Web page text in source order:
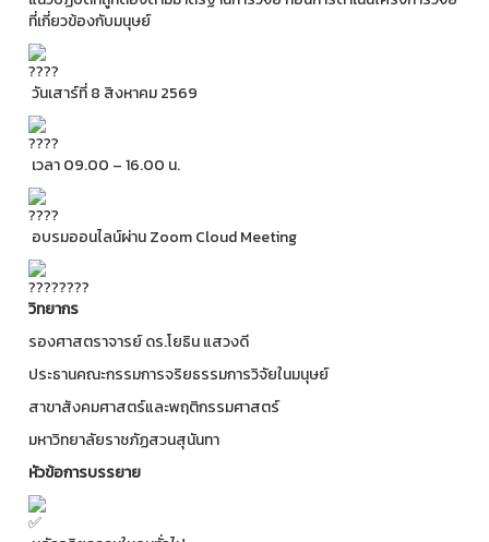
ที่เกี่ยวข้องกับมนุษย์
วันเสาร์ที่ 8 สิงหาคม 2569
เวลา 09.00 – 16.00 น.
อบรมออนไลน์ผ่าน Zoom Cloud Meeting
วิทยากร
รองศาสตราจารย์ ดร.โยธิน แสวงดี
ประธานคณะกรรมการจริยธรรมการวิจัยในมนุษย์
สาขาสังคมศาสตร์และพฤติกรรมศาสตร์
มหาวิทยาลัยราชภัฏสวนสุนันทา
หัวข้อการบรรยาย